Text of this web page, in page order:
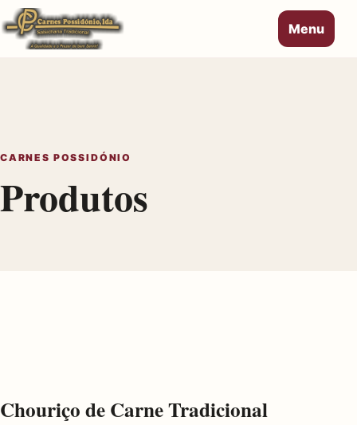
Menu
CARNES POSSIDÓNIO
Produtos
Chouriço de Carne Tradicional